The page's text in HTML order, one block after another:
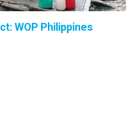
WOP Philippines